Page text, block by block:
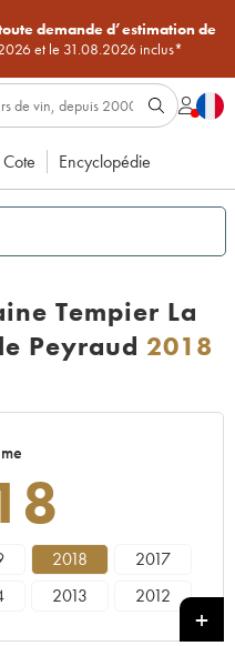
demande d’estimation de
et le 31.08.2026 inclus*
Cote Encyclopédie
Tempier La
Peyraud 2018
2018
2017
2013
2012